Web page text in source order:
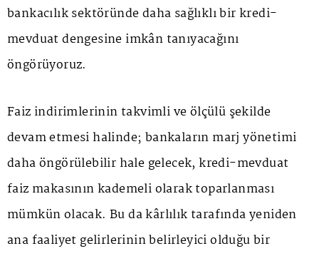
bankacılık sektöründe daha sağlıklı bir kredi-
mevduat dengesine imkân tanıyacağını
öngörüyoruz.
Faiz indirimlerinin takvimli ve ölçülü şekilde
devam etmesi halinde; bankaların marj yönetimi
daha öngörülebilir hale gelecek, kredi-mevduat
faiz makasının kademeli olarak toparlanması
mümkün olacak. Bu da kârlılık tarafında yeniden
ana faaliyet gelirlerinin belirleyici olduğu bir